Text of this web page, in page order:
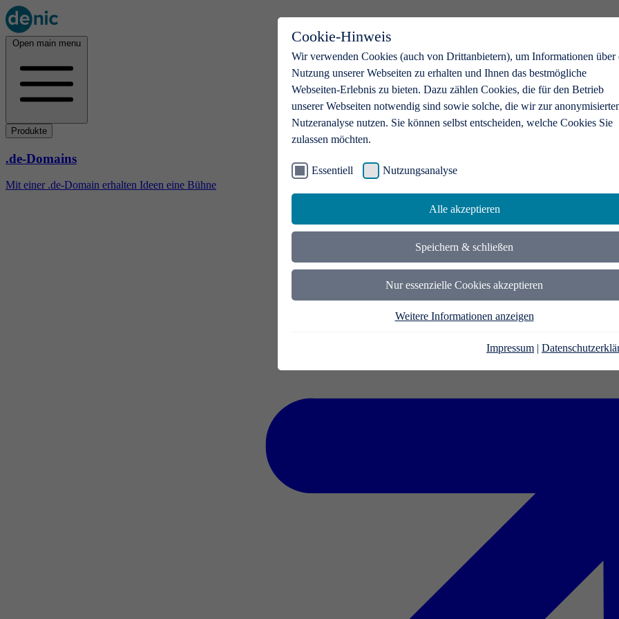
Cookie-Hinweis
Wir verwenden Cookies (auch von Drittanbietern), um Informationen über
Nutzung unserer Webseiten zu erhalten und Ihnen das bestmögliche
Webseiten-Erlebnis zu bieten. Dazu zählen Cookies, die für den Betrieb
unserer Webseiten notwendig sind sowie solche, die wir zur
Nutzeranalyse nutzen. Sie können selbst entscheiden, welche Cookies Sie
zulassen möchten.
Essentiell Nutzungsanalyse
Alle akzeptieren
Speichern & schließen
Nur essenzielle Cookies akzeptieren
Weitere Informationen anzeigen
Impressum |
Open main menu
Produkte
.de-Domains
Mit einer .de-Domain erhalten Ideen eine Bühne